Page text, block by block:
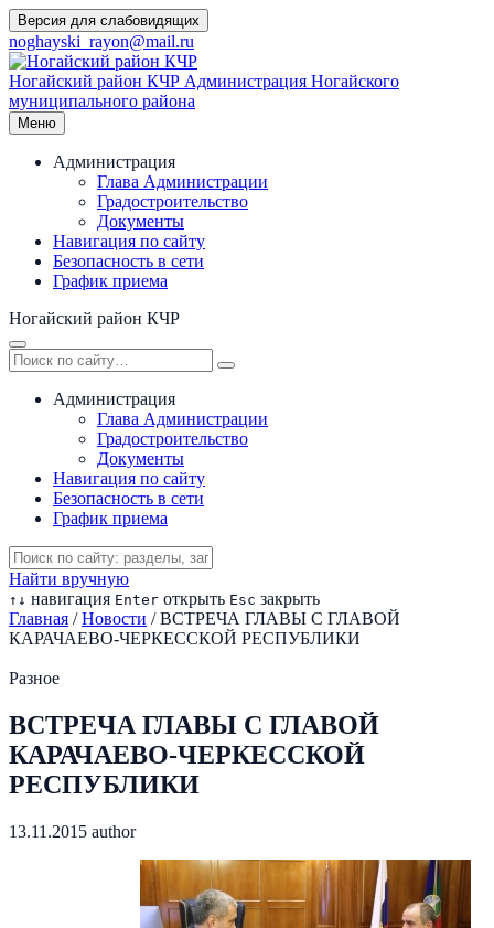
Перейти
к
содержимому
Версия для слабовидящих
noghayski_rayon@mail.ru
Ногайский район КЧР Администрация Ногайского
муниципального района
Меню
Администрация
Глава Администрации
Градостроительство
Документы
Навигация по сайту
Безопасность в сети
График приема
Ногайский район КЧР
Администрация
Глава Администрации
Градостроительство
Документы
Навигация по сайту
Безопасность в сети
График приема
Найти вручную
↑ ↓ навигация Enter открыть Esc закрыть
Главная / Новости / ВСТРЕЧА ГЛАВЫ С ГЛАВОЙ
КАРАЧАЕВО-ЧЕРКЕССКОЙ РЕСПУБЛИКИ
Разное
ВСТРЕЧА ГЛАВЫ С ГЛАВОЙ
КАРАЧАЕВО-ЧЕРКЕССКОЙ
РЕСПУБЛИКИ
13.11.2015 author